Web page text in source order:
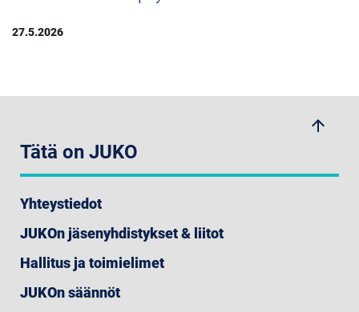
27.5.2026
arrow_upwards
Tätä on JUKO
Yhteystiedot
JUKOn jäsenyhdistykset & liitot
Hallitus ja toimielimet
JUKOn säännöt